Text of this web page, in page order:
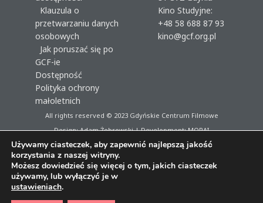
Klauzula o
przetwarzaniu danych
osobowych
Jak poruszać się po
GCF-ie
Dostępność
Polityka ochrony
małoletnich
Kino Studyjne:
+48 58 688 87 93
kino@gcf.org.pl
All rights reserved © 2023Gdyńskie Centrum Filmowe
Design: Adam Żebrowski | Development:MORAI
Używamy ciasteczek, aby zapewnić najlepszą jakość
korzystania z naszej witryny.
Możesz dowiedzieć się więcej o tym, jakich ciasteczek
używamy, lub wyłączyć je w
ustawieniach.